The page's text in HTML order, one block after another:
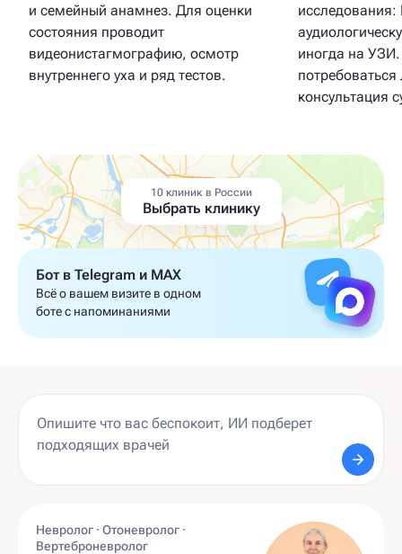
и семейный анамнез. Для оценки
состояния проводит
видеонистагмографию, осмотр
внутреннего уха и ряд тестов.
иногда на
консультация
10 клиник в России
Выбрать клинику
Бот в Telegram и MAX
Всё о вашем визите в одном
боте с напоминаниями
Невролог · Отоневролог ·
Вертеброневролог